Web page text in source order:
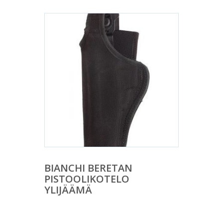
BIANCHI BERETAN
PISTOOLIKOTELO
YLIJÄÄMÄ